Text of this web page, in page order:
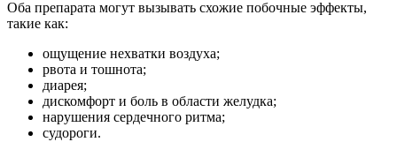
Оба препарата могут вызывать схожие побочные эффекты,
такие как:
ощущение нехватки воздуха;
рвота и тошнота;
диарея;
дискомфорт и боль в области желудка;
нарушения сердечного ритма;
судороги.